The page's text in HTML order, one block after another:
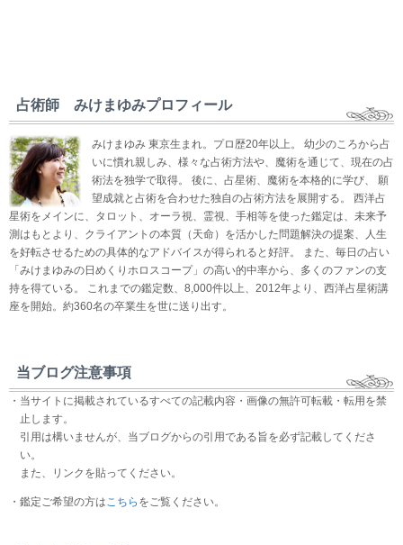
占術師 みけまゆみプロフィール
みけまゆみ 東京生まれ。プロ歴20年以上。 幼少のころから占
いに慣れ親しみ、様々な占術方法や、魔術を通じて、現在の占
術法を独学で取得。 後に、占星術、魔術を本格的に学び、 願
望成就と占術を合わせた独自の占術方法を展開する。 西洋占
星術をメインに、タロット、オーラ視、霊視、手相等を使った鑑定は、未来予
測はもとより、クライアントの本質（天命）を活かした問題解決の提案、人生
を好転させるための具体的なアドバイスが得られると好評。 また、毎日の占い
「みけまゆみの日めくりホロスコープ」の高い的中率から、多くのファンの支
持を得ている。 これまでの鑑定数、8,000件以上、2012年より、西洋占星術講
座を開始。約360名の卒業生を世に送り出す。
当ブログ注意事項
・当サイトに掲載されているすべての記載内容・画像の無許可転載・転用を禁
止します。
引用は構いませんが、当ブログからの引用である旨を必ず記載してくださ
い。
また、リンクを貼ってください。
・鑑定ご希望の方はこちら をご覧ください。